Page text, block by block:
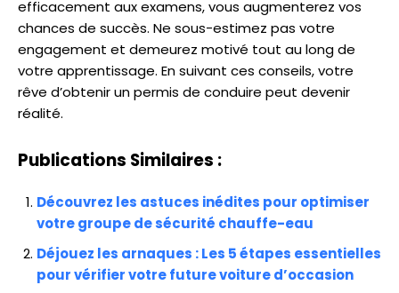
efficacement aux examens, vous augmenterez vos
chances de succès. Ne sous-estimez pas votre
engagement et demeurez motivé tout au long de
votre apprentissage. En suivant ces conseils, votre
rêve d’obtenir un permis de conduire peut devenir
réalité.
Publications Similaires :
Découvrez les astuces inédites pour optimiser
votre groupe de sécurité chauffe-eau
Déjouez les arnaques : Les 5 étapes essentielles
pour vérifier votre future voiture d’occasion